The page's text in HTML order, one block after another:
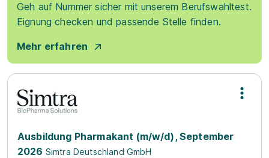
Geh auf Nummer sicher mit unserem Berufswahltest.
Eignung checken und passende Stelle finden.
Mehr erfahren
Ausbildung Pharmakant (m/w/d), September
2026 Simtra Deutschland GmbH